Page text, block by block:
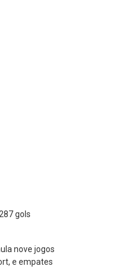
gols
nove jogos
e empates